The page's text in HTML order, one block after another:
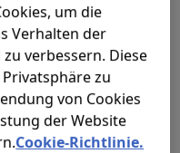
nicht, weil die
aktiviert ist.
um die
Verhalten der
verbessern. Diese
zu
von Cookies
der Website
Cookie-Richtlinie.